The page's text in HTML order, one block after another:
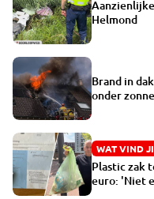
Helmond
Brand in
onder
WAT VIND
Plastic zak
euro: 'Niet